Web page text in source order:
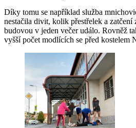
Díky tomu se například služba
nestačila divit, kolik přestřelek a zatčení
budovou v jeden večer událo. Rovněž
vyšší počet modlících se před kostelem